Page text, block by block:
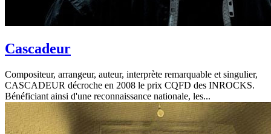
Cascadeur
Compositeur, arrangeur, auteur, interprète remarquable et singulier,
CASCADEUR décroche en 2008 le prix CQFD des INROCKS.
Bénéficiant ainsi d'une reconnaissance nationale, les...